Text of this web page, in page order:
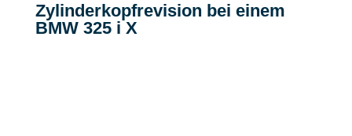
Zylinderkopfrevision bei einem
BMW 325 i X